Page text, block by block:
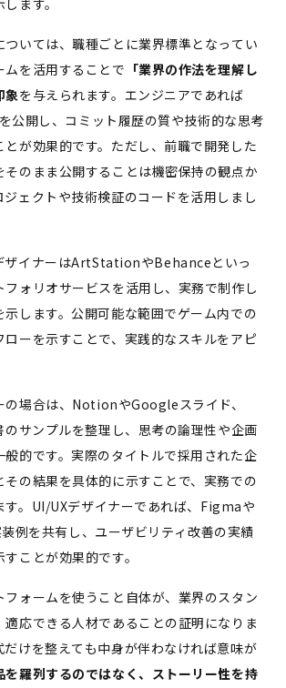
ついては、職種ごとに業界標準となってい
ムを活用することで 「業界の作法を理解し
象を与えられます。エンジニアであれば
公開し、コミット履歴の質や技術的な思考
とが効果的です。ただし、前職で開発した
そのまま公開することは機密保持の観点か
ジェクトや技術検証のコードを活用しまし
ザイナーはArtStationやBehanceといっ
フォリオサービスを活用し、実務で制作し
示します。公開可能な範囲でゲーム内での
ーを示すことで、実践的なスキルをアピ
の場合は、NotionやGoogleスライド、
のサンプルを整理し、思考の論理性や企画
般的です。実際のタイトルで採用された企
その結果を具体的に示すことで、実務での
す。UI/UXデザイナーであれば、Figmaや
例を共有し、ユーザビリティ改善の実績
ことが効果的です。
フォームを使うこと自体が、業界のスタン
適応できる人材であることの証明になりま
だけを整えても中身が伴わなければ意味が
を羅列するのではなく、ストーリー性を持